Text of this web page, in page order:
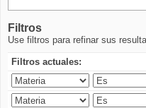
Filtros
Use filtros para refinar sus
Filtros actuales: